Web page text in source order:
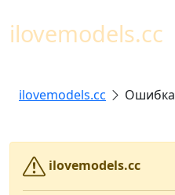
ilovemodels.cc
ilovemodels.cc Ошибка
ilovemodels.cc